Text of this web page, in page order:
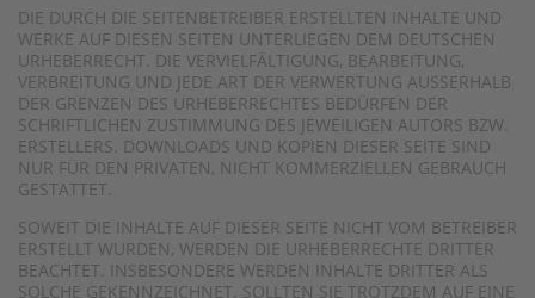
DIE DURCH DIE SEITENBETREIBER ERSTELLTEN INHALTE UND
WERKE AUF DIESEN SEITEN UNTERLIEGEN DEM DEUTSCHEN
URHEBERRECHT. DIE VERVIELFÄLTIGUNG, BEARBEITUNG,
VERBREITUNG UND JEDE ART DER VERWERTUNG AUSSERHALB D
ER GRENZEN DES URHEBERRECHTES BEDÜRFEN DER S
CHRIFTLICHEN ZUSTIMMUNG DES JEWEILIGEN AUTORS BZW. E
RSTELLERS. DOWNLOADS UND KOPIEN DIESER SEITE SIND N
UR FÜR DEN PRIVATEN, NICHT KOMMERZIELLEN GEBRAUCH G
ESTATTET.
SOWEIT DIE INHALTE AUF DIESER SEITE NICHT VOM BETREIBER
ERSTELLT WURDEN, WERDEN DIE URHEBERRECHTE DRITTER
BEACHTET. INSBESONDERE WERDEN INHALTE DRITTER ALS
SOLCHE GEKENNZEICHNET. SOLLTEN SIE TROTZDEM AUF EINE